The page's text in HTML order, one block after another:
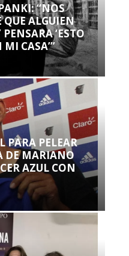
“NOS
QUE ALGUIEN
‘ESTO
CASA’”
PARA PELEAR
DE MARIANO
AZUL CON